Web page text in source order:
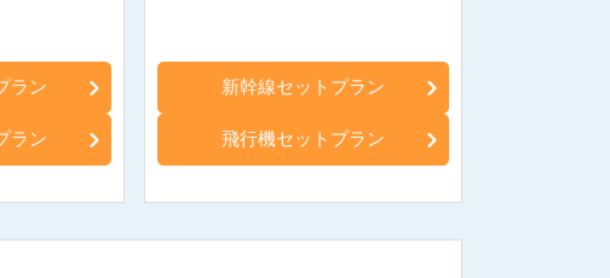
ラン
ラン
新幹線セットプラン
飛行機セットプラン